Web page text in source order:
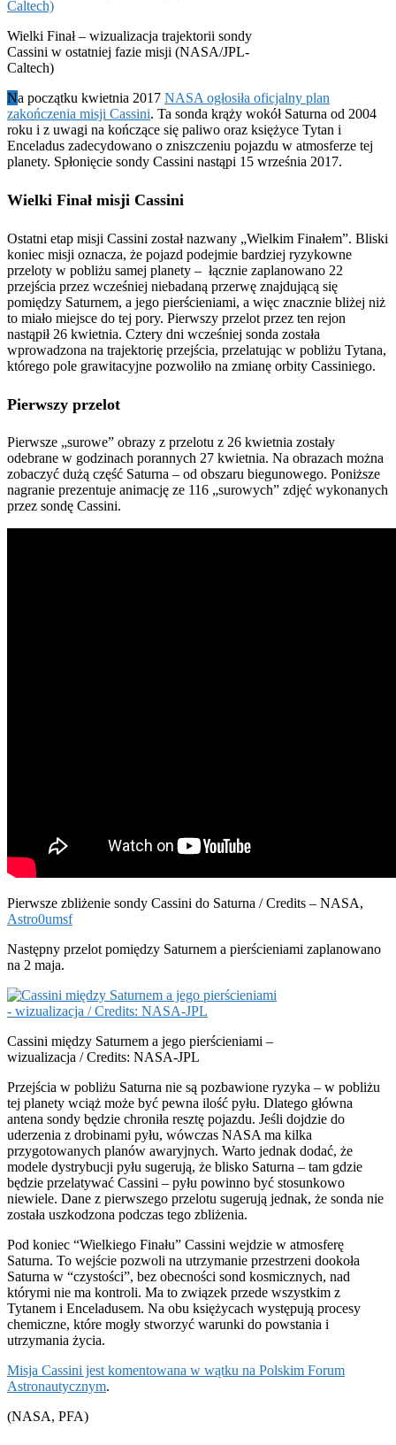
Wielki Finał – wizualizacja trajektorii sondy
Cassini w ostatniej fazie misji (NASA/JPL-
Caltech)
Na początku kwietnia 2017 NASA ogłosiła oficjalny plan
zakończenia misji Cassini. Ta sonda krąży wokół Saturna od 2004
roku i z uwagi na kończące się paliwo oraz księżyce Tytan i
Enceladus zadecydowano o zniszczeniu pojazdu w atmosferze tej
planety. Spłonięcie sondy Cassini nastąpi 15 września 2017.
Wielki Finał misji Cassini
Ostatni etap misji Cassini został nazwany „Wielkim Finałem”. Bliski
koniec misji oznacza, że pojazd podejmie bardziej ryzykowne
przeloty w pobliżu samej planety – łącznie zaplanowano 22
przejścia przez wcześniej niebadaną przerwę znajdującą się
pomiędzy Saturnem, a jego pierścieniami, a więc znacznie bliżej niż
to miało miejsce do tej pory. Pierwszy przelot przez ten rejon
nastąpił 26 kwietnia. Cztery dni wcześniej sonda została
wprowadzona na trajektorię przejścia, przelatując w pobliżu Tytana,
którego pole grawitacyjne pozwoliło na zmianę orbity Cassiniego.
Pierwszy przelot
Pierwsze „surowe” obrazy z przelotu z 26 kwietnia zostały
odebrane w godzinach porannych 27 kwietnia. Na obrazach można
zobaczyć dużą część Saturna – od obszaru biegunowego. Poniższe
nagranie prezentuje animację ze 116 „surowych” zdjęć wykonanych
przez sondę Cassini.
Pierwsze zbliżenie sondy Cassini do Saturna / Credits – NASA,
Astro0umsf
Następny przelot pomiędzy Saturnem a pierścieniami zaplanowano
na 2 maja.
Cassini między Saturnem a jego pierścieniami –
wizualizacja / Credits: NASA-JPL
Przejścia w pobliżu Saturna nie są pozbawione ryzyka – w pobliżu
tej planety wciąż może być pewna ilość pyłu. Dlatego główna
antena sondy będzie chroniła resztę pojazdu. Jeśli dojdzie do
uderzenia z drobinami pyłu, wówczas NASA ma kilka
przygotowanych planów awaryjnych. Warto jednak dodać, że
modele dystrybucji pyłu sugerują, że blisko Saturna – tam gdzie
będzie przelatywać Cassini – pyłu powinno być stosunkowo
niewiele. Dane z pierwszego przelotu sugerują jednak, że sonda nie
została uszkodzona podczas tego zbliżenia.
Pod koniec “Wielkiego Finału” Cassini wejdzie w atmosferę
Saturna. To wejście pozwoli na utrzymanie przestrzeni dookoła
Saturna w “czystości”, bez obecności sond kosmicznych, nad
którymi nie ma kontroli. Ma to związek przede wszystkim z
Tytanem i Enceladusem. Na obu księżycach występują procesy
chemiczne, które mogły stworzyć warunki do powstania i
utrzymania życia.
Misja Cassini jest komentowana w wątku na Polskim Forum
Astronautycznym.
(NASA, PFA)